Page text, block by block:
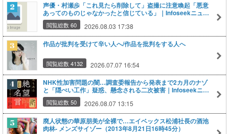
声優・村瀬歩「これ見たら削除して」盗撮に注意喚起「悪意
あってのものじゃなかったと信じている」｜Infoseekニュー
ス閲覧総数 60 2026.08.03 17:38
作品が批判を受けて辛い人へ/作品を批判をする人へ
閲覧総数 4132 2026.07.07 16:54
NHK性加害問題の闇…調査委報告から発表まで2カ月のナゾ
と「隠ぺい工作」疑惑、懸念される二次被害｜Infoseekニュ
ース
閲覧総数 50 2026.08.07 13:15
廃人状態の華原朋美が全裸で…エイベックス松浦社長の酒池
肉林- メンズサイゾー（2013年8月21日16時45分）